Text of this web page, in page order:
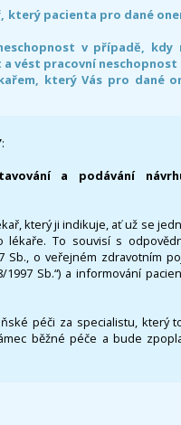
pacienta pro dané
v případě, kdy
vést pracovní
který Vás pro dané
:
a podávání
který ji indikuje, ať už se
lékaře. To souvisí s
o veřejném zdravotním
Sb.“) a informování
péči za specialistu, který
běžné péče a bude